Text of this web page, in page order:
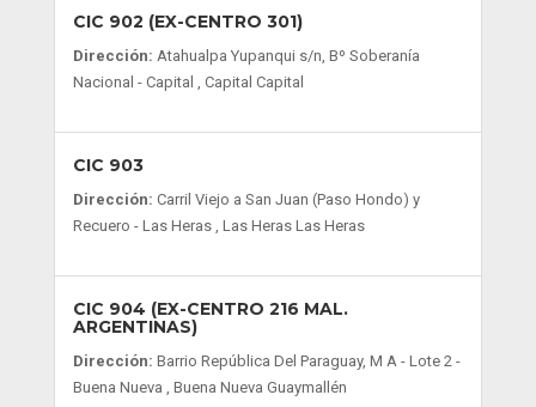
CIC 902 (EX-CENTRO 301)
Dirección: Atahualpa Yupanqui s/n, Bº Soberanía
Nacional - Capital , Capital Capital
CIC 903
Dirección: Carril Viejo a San Juan (Paso Hondo) y
Recuero - Las Heras , Las Heras Las Heras
CIC 904 (EX-CENTRO 216 MAL.
ARGENTINAS)
Dirección: Barrio República Del Paraguay, M A - Lote 2 -
Buena Nueva , Buena Nueva Guaymallén